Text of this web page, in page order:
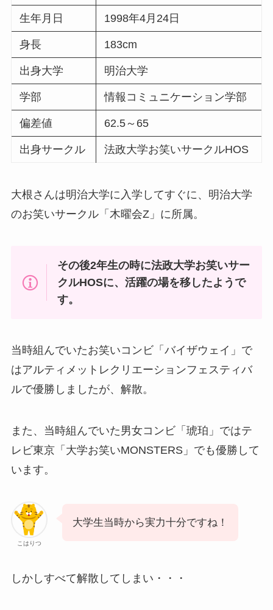
生年月日 1998年4月24日
身長 183cm
出身大学 明治大学
学部 情報コミュニケーション学部
偏差値 62.5～65
出身サークル 法政大学お笑いサークルHOS
大根さんは明治大学に入学してすぐに、明治大学
のお笑いサークル「木曜会Z」に所属。
その後2年生の時に法政大学お笑いサー
クルHOSに、活躍の場を移したようで
す。
当時組んでいたお笑いコンビ「バイザウェイ」で
はアルティメットレクリエーションフェスティバ
ルで優勝しましたが、解散。
また、当時組んでいた男女コンビ「琥珀」ではテ
レビ東京「大学お笑いMONSTERS」でも優勝して
います。
こはりつ
大学生当時から実力十分ですね！
しかしすべて解散してしまい・・・